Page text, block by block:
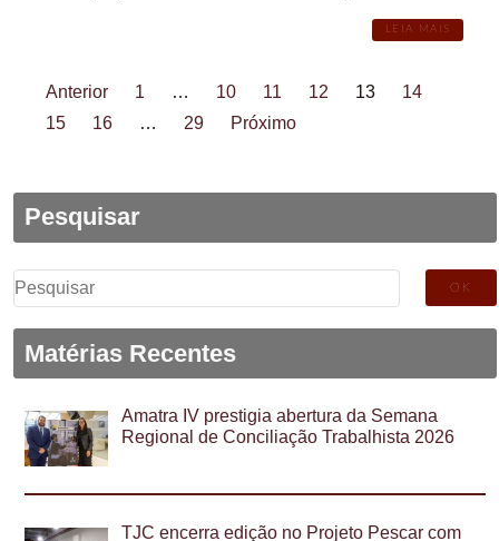
LEIA MAIS
Anterior 1 … 10 11 12 13
14
15
16 … 29 Próximo
Pesquisar
Pesquisar
por:
Matérias Recentes
Amatra IV prestigia abertura da Semana
Regional de Conciliação Trabalhista 2026
TJC encerra edição no Projeto Pescar com